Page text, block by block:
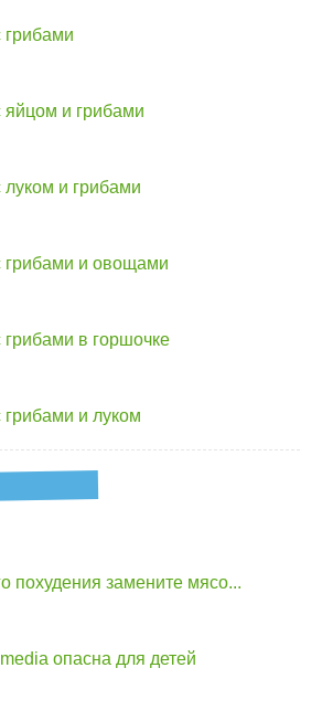
грибами
яйцом и грибами
луком и грибами
грибами и овощами
грибами в горшочке
грибами и луком
похудения замените мясо...
опасна для детей